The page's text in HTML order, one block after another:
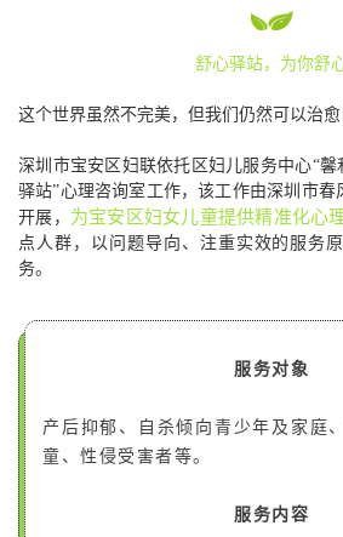
舒心驿站，为你舒
这个世界虽然不完美，但我们仍然可以治愈
深圳市宝安区妇联依托区妇儿服务中心“馨
驿站”心理咨询室工作，该工作由深圳市
开展， 为宝安区妇女儿童提供精准化心
点人群，以问题导向、注重实效的服务
务。
服务对象
产后抑郁、自杀倾向青少年及家庭
童、性侵受害者等。
服务内容